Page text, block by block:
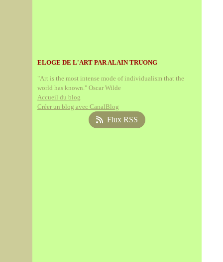
ELOGE DE L'ART PAR ALAIN TRUONG
"Art is the most intense mode of individualism that the
world has known." Oscar Wilde
Accueil du blog
Créer un blog avec CanalBlog
Flux RSS